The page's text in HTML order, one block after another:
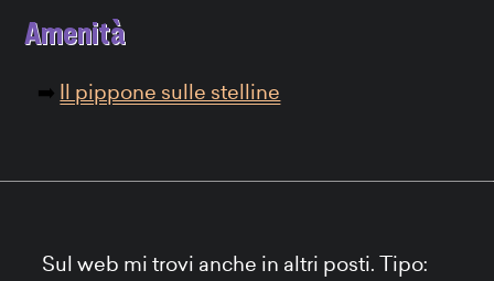
Amenità
Il pippone sulle stelline
Sul web mi trovi anche in altri posti. Tipo: